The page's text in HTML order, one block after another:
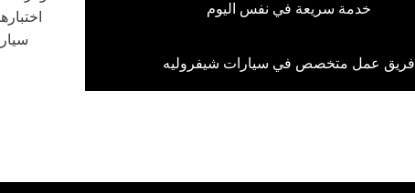
خدمة سريعة في نفس اليوم
فريق عمل متخصص في سيارات شيفروليه